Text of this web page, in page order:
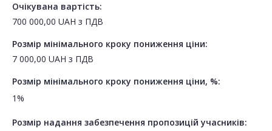
Очікувана вартість:
700 000,00 UAH з ПДВ
Розмір мінімального кроку пониження ціни:
7 000,00 UAH з ПДВ
Розмір мінімального кроку пониження ціни, %:
1%
Розмір надання забезпечення пропозицій учасників: